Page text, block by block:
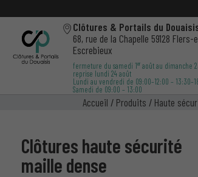
Clôtures & Portails du
68, rue de la Chapelle 59128 Flers-
Escrebieux
fermeture du samedi 1eraoût au dimanche
reprise lundi 24 août
Lundi au vendredi de 09:00–12:00 –
Samedi de 09:00 – 13:00
Accueil / Produits / Haute
Clôtures haute sécurité
maille dense